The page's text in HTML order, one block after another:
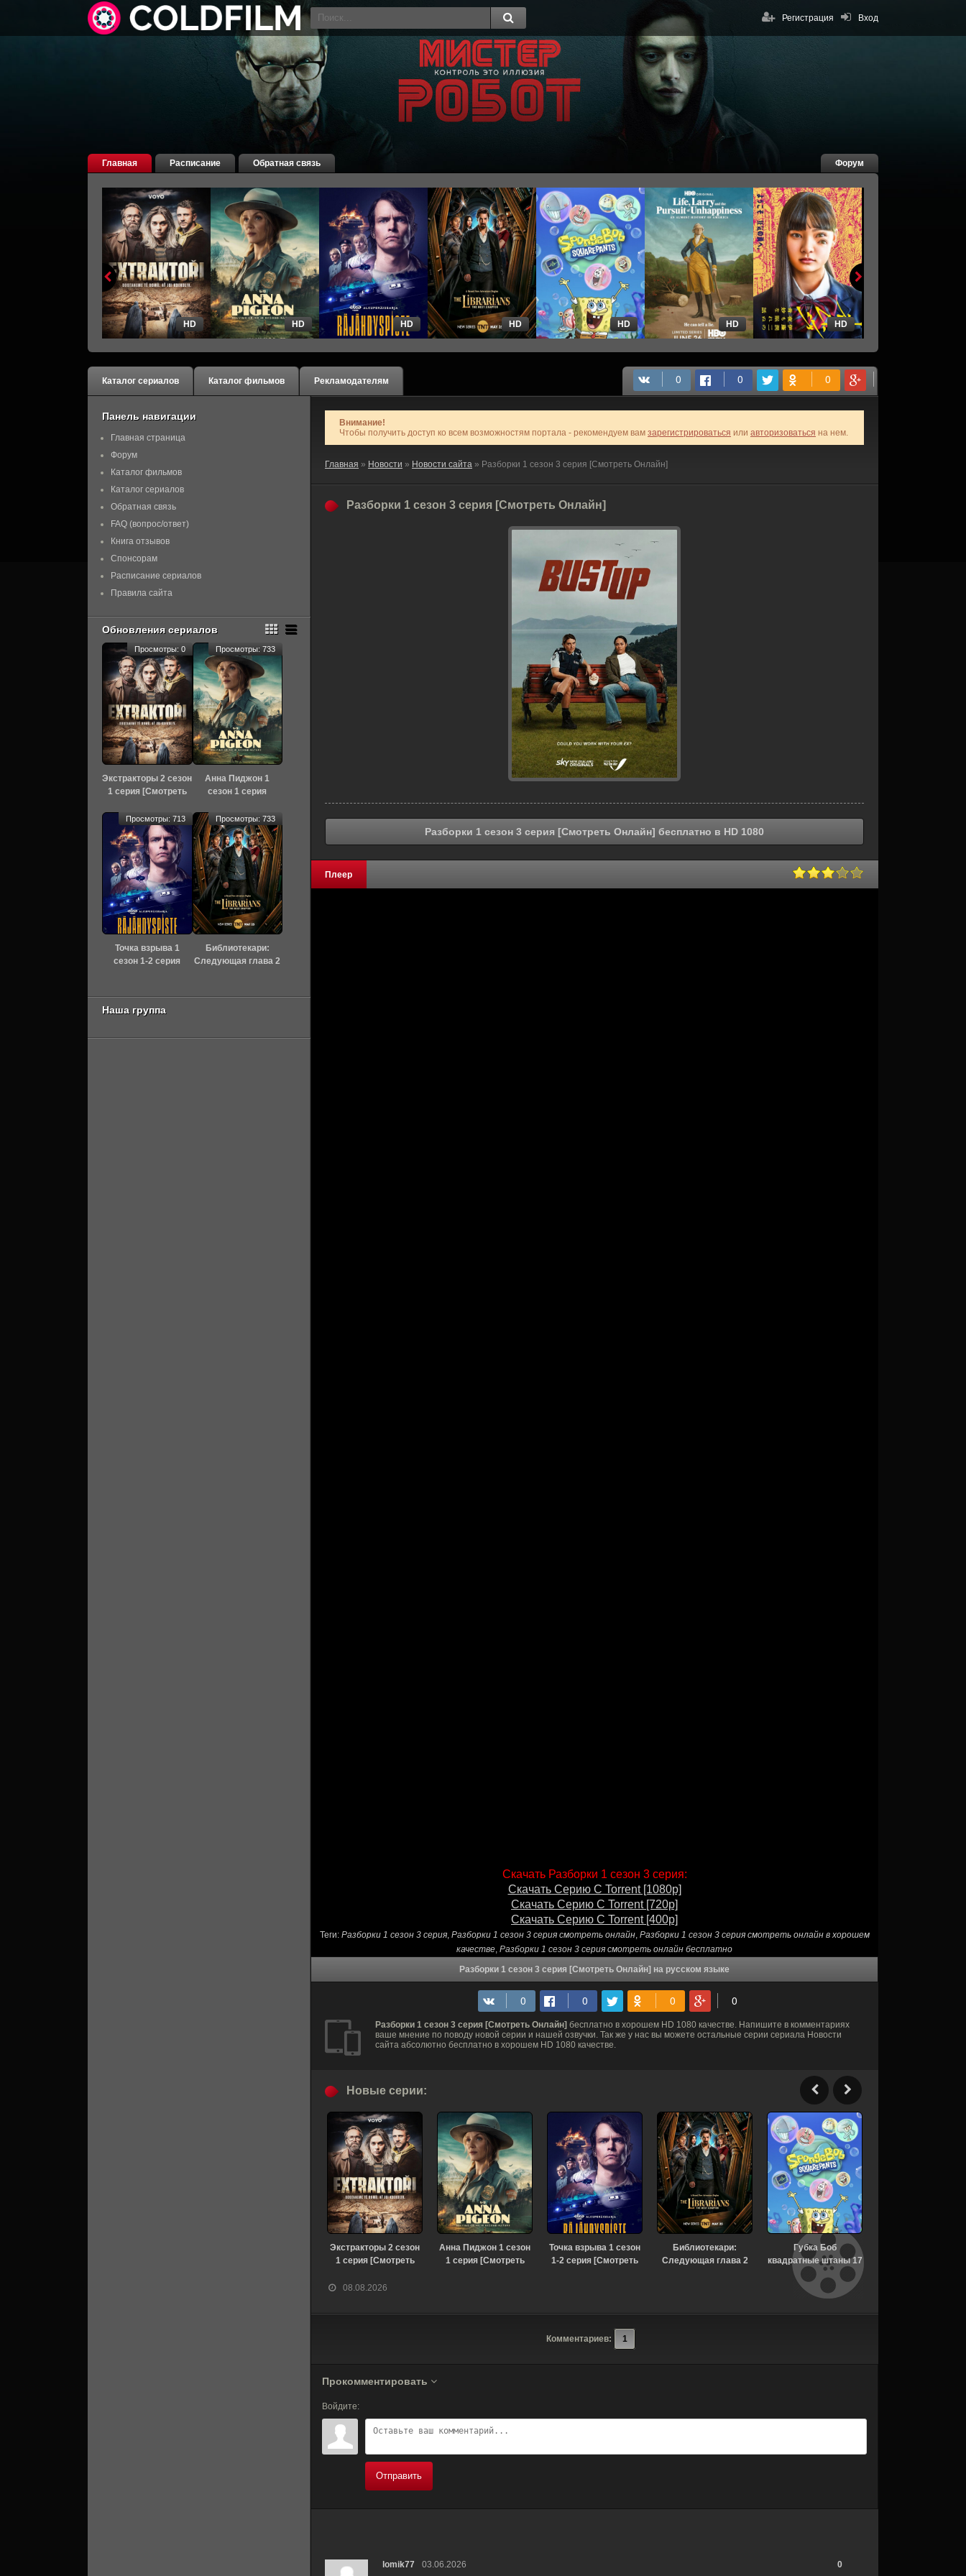
Вход
Регистрация
Главная Расписание Обратная связь Форум
HD HD HD HD HD HD HD
Каталог сериалов Каталог фильмов Рекламодателям
Внимание!
Чтобы получить доступ ко всем возможностям портала - рекомендуем вам зарегистрироваться или авторизоваться на нем.
Главная » Новости » Новости сайта » Разборки 1 сезон 3 серия [Смотреть Онлайн]
Разборки 1 сезон 3 серия [Смотреть Онлайн]
Разборки 1 сезон 3 серия [Смотреть Онлайн] бесплатно в HD 1080
Плеер
Скачать Разборки 1 сезон 3 серия:
Скачать Серию С Torrent [1080p]
Скачать Серию С Torrent [720p]
Скачать Серию С Torrent [400p]
Теги: Разборки 1 сезон 3 серия, Разборки 1 сезон 3 серия смотреть онлайн, Разборки 1 сезон 3 серия смотреть онлайн в хорошем
качестве, Разборки 1 сезон 3 серия смотреть онлайн бесплатно
Разборки 1 сезон 3 серия [Смотреть Онлайн] на русском языке
Разборки 1 сезон 3 серия [Смотреть Онлайн] бесплатно в хорошем HD 1080 качестве. Напишите в комментариях
ваше мнение по поводу новой серии и нашей озвучки. Так же у нас вы можете остальные серии сериала Новости
сайта абсолютно бесплатно в хорошем HD 1080 качестве.
08.08.2026
Новые серии:
Экстракторы 2 сезон
1 серия [Смотреть
Анна Пиджон 1 сезон
1 серия [Смотреть
Точка взрыва 1 сезон
1-2 серия [Смотреть
Библиотекари:
Следующая глава 2
Губка Боб
квадратные штаны 17
сезон 8 серия
[Смотреть Онлайн]
Комментариев: 1
Прокомментировать
Войдите:
Отправить
lomik77 03.06.2026 0
Панель навигации
Главная страница
Форум
Каталог фильмов
Каталог сериалов
Обратная связь
FAQ (вопрос/ответ)
Книга отзывов
Спонсорам
Расписание сериалов
Правила сайта
Обновления сериалов
Экстракторы 2 сезон
1 серия [Смотреть
Просмотры: 0
Анна Пиджон 1
сезон 1 серия
Просмотры: 733
Точка взрыва 1
сезон 1-2 серия
Просмотры: 713
Библиотекари:
Следующая глава 2
Просмотры: 733
Наша группа